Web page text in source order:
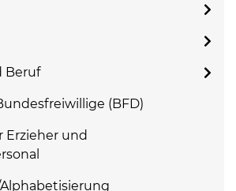
Beruf
(BFD)
Erzieher und